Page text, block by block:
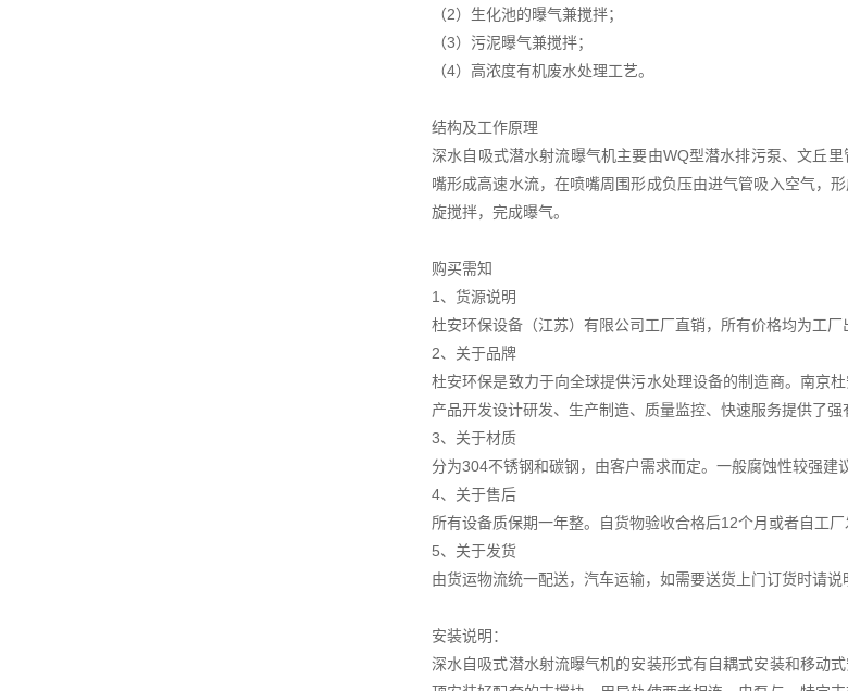
（2）生化池的曝气兼搅拌；
（3）污泥曝气兼搅拌；
（4）高浓度有机废水处理工艺。
结构及工作原理
深水自吸式潜水射流曝气机主要由WQ型潜水排污泵、文丘
嘴形成高速水流，在喷嘴周围形成负压由进气管吸入空气，
旋搅拌，完成曝气。
购买需知
1、货源说明
杜安环保设备（江苏）有限公司工厂直销，所有价格均为工厂
2、关于品牌
杜安环保是致力于向全球提供污水处理设备的制造商。南京
产品开发设计研发、生产制造、质量监控、快速服务提供了
3、关于材质
分为304不锈钢和碳钢，由客户需求而定。一般腐蚀性较强建
4、关于售后
所有设备质保期一年整。自货物验收合格后12个月或者自工
5、关于发货
由货运物流统一配送，汽车运输，如需要送货上门订货时请说
安装说明：
深水自吸式潜水射流曝气机的安装形式有自耦式安装和移动